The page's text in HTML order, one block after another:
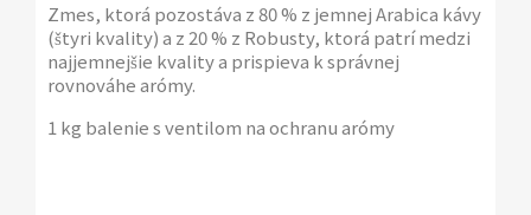
Zmes, ktorá pozostáva z 80 % z jemnej Arabica kávy
(štyri kvality) a z 20 % z Robusty, ktorá patrí medzi
najjemnejšie kvality a prispieva k správnej
rovnováhe arómy.
1 kg balenie s ventilom na ochranu arómy